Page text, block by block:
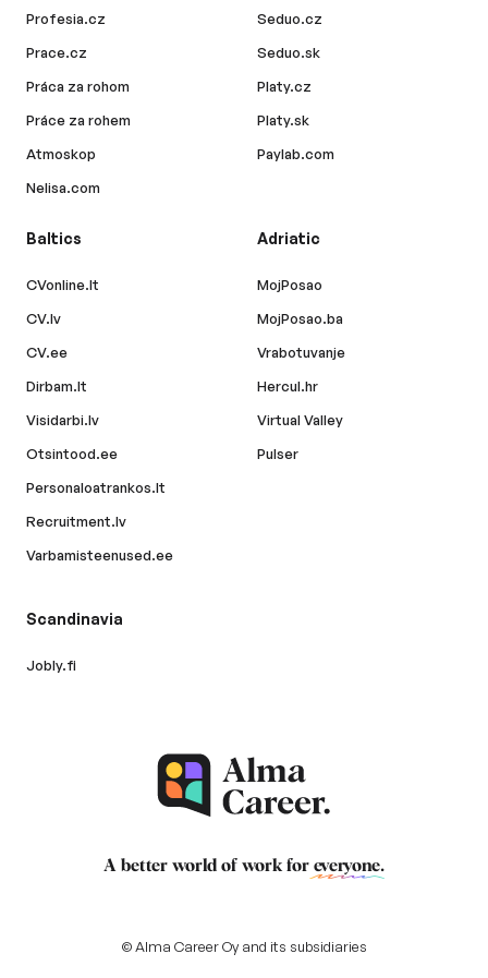
Profesia.cz
Prace.cz
Práca za rohom
Práce za rohem
Atmoskop
Nelisa.com
Seduo.cz
Seduo.sk
Platy.cz
Platy.sk
Paylab.com
Baltics
CVonline.lt
CV.lv
CV.ee
Dirbam.lt
Visidarbi.lv
Otsintood.ee
Personaloatrankos.lt
Recruitment.lv
Varbamisteenused.ee
Adriatic
MojPosao
MojPosao.ba
Vrabotuvanje
Hercul.hr
Virtual Valley
Pulser
Scandinavia
Jobly.fi
A better world of work for everyone.
© Alma Career Oy and its subsidiaries